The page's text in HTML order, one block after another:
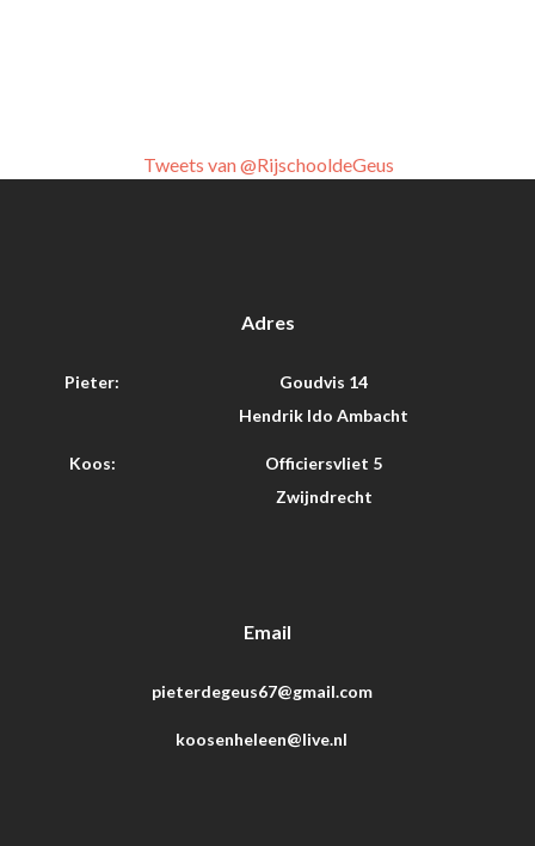
Tweets van @RijschooldeGeus
Adres
Pieter:
Goudvis 14
Hendrik Ido Ambacht
Koos:
Officiersvliet 5
Zwijndrecht
Email
pieterdegeus67@gmail.com
koosenheleen@live.nl